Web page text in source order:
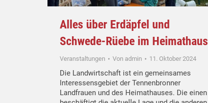
Alles über Erdäpfel und
Schwede-Rüebe im Heimathaus
Veranstaltungen Von admin 11. Oktober 2024
Die Landwirtschaft ist ein gemeinsames
Interessensgebiet der Tennenbronner
Landfrauen und des Heimathauses. Die einen